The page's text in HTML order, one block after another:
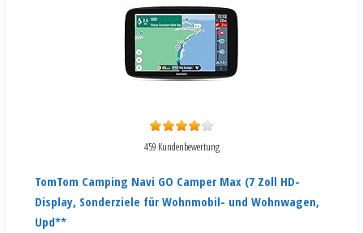
459 Kundenbewertung
TomTom Camping Navi GO Camper Max (7 Zoll HD-
Display, Sonderziele für Wohnmobil- und Wohnwagen,
Upd**